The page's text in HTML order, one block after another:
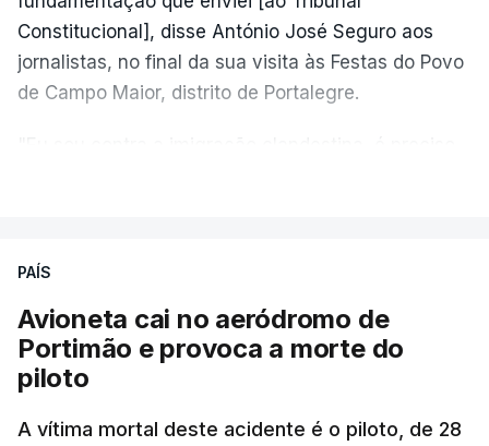
Constitucional], disse António José Seguro aos
jornalistas, no final da sua visita às Festas do Povo
de Campo Maior, distrito de Portalegre.
nada disto é incompatível com tratarmos com
crianças", acrescentou.
António José Seguro mostrou dúvidas sobre se é
PAÍS
Avioneta cai no aeródromo de
Portimão e provoca a morte do
piloto
A vítima mortal deste acidente é o piloto, de 28